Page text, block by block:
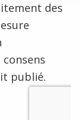
des
publié.